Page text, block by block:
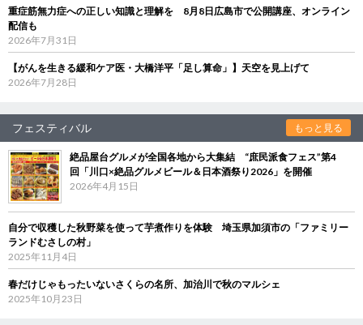
重症筋無力症への正しい知識と理解を 8月8日広島市で公開講座、オンライン
配信も
2026年7月31日
【がんを生きる緩和ケア医・大橋洋平「足し算命」】天空を見上げて
2026年7月28日
フェスティバル もっと見る
絶品屋台グルメが全国各地から大集結 “庶民派食フェス”第4
回「川口×絶品グルメビール＆日本酒祭り2026」を開催
2026年4月15日
自分で収穫した秋野菜を使って芋煮作りを体験 埼玉県加須市の「ファミリー
ランドむさしの村」
2025年11月4日
春だけじゃもったいないさくらの名所、加治川で秋のマルシェ
2025年10月23日